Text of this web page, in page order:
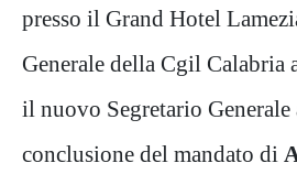
presso il Grand Hotel
Generale della Cgil Calabria
il nuovo Segretario Generale
conclusione del mandato di